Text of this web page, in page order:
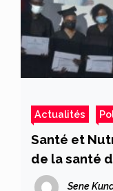
Actualités
Santé et
de la santé
l’Institut
Sene